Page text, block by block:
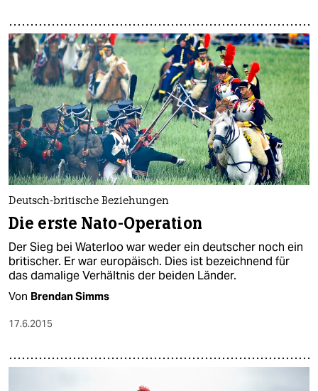
Deutsch-britische Beziehungen
Die erste Nato-Operation
Der Sieg bei Waterloo war weder ein deutscher noch ein
britischer. Er war europäisch. Dies ist bezeichnend für
das damalige Verhältnis der beiden Länder.
Von Brendan Simms
17.6.2015